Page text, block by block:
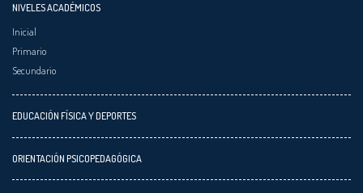
NIVELES ACADÉMICOS
Inicial
Primario
Secundario
EDUCACIÓN FÍSICA Y DEPORTES
ORIENTACIÓN PSICOPEDAGÓGICA